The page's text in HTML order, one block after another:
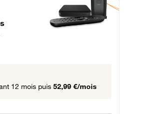
12 mois puis 57,99 € par mois,
12 mois puis 52,99 €/mois